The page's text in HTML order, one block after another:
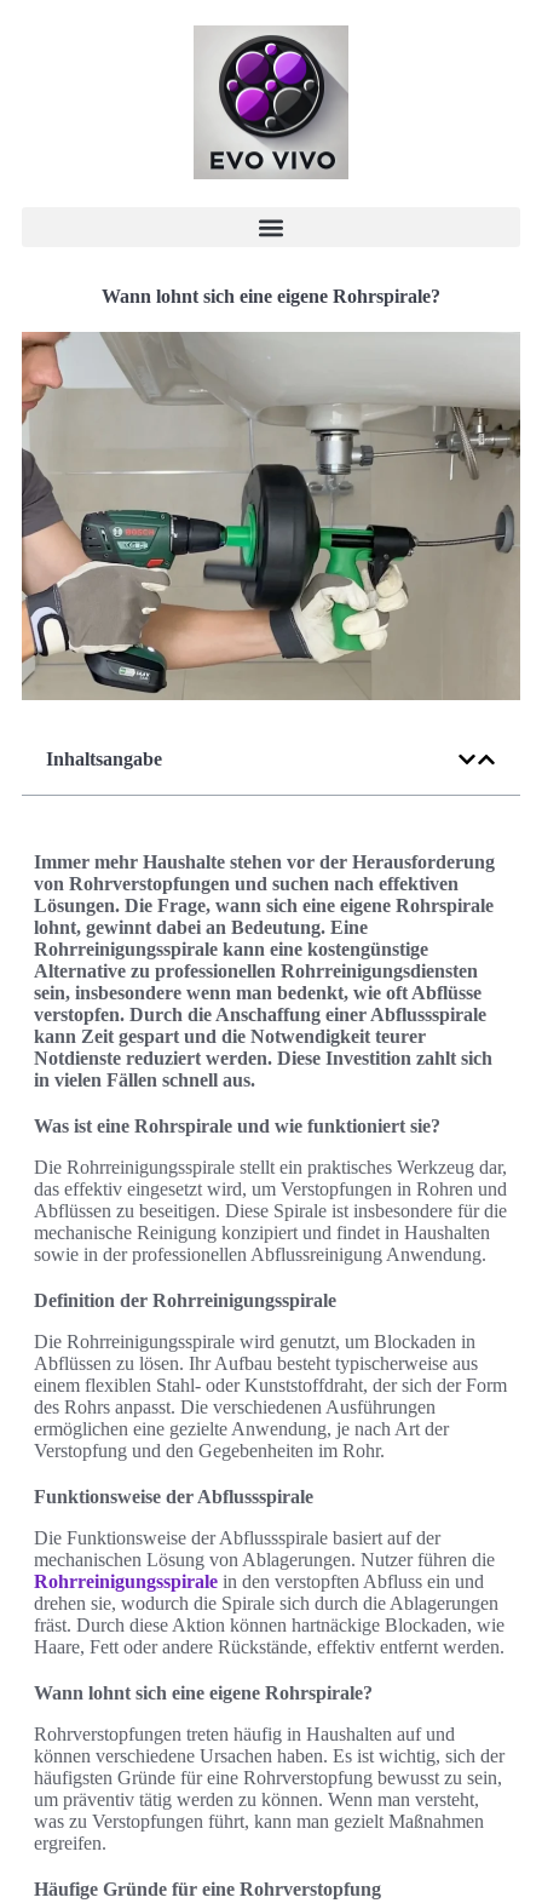
Wann lohnt sich eine eigene Rohrspirale?
Inhaltsangabe
Immer mehr Haushalte stehen vor der Herausforderung
von Rohrverstopfungen und suchen nach effektiven
Lösungen. Die Frage, wann sich eine eigene Rohrspirale
lohnt, gewinnt dabei an Bedeutung. Eine
Rohrreinigungsspirale kann eine kostengünstige
Alternative zu professionellen Rohrreinigungsdiensten
sein, insbesondere wenn man bedenkt, wie oft Abflüsse
verstopfen. Durch die Anschaffung einer Abflussspirale
kann Zeit gespart und die Notwendigkeit teurer
Notdienste reduziert werden. Diese Investition zahlt sich
in vielen Fällen schnell aus.
Was ist eine Rohrspirale und wie funktioniert sie?
Die Rohrreinigungsspirale stellt ein praktisches Werkzeug dar,
das effektiv eingesetzt wird, um Verstopfungen in Rohren und
Abflüssen zu beseitigen. Diese Spirale ist insbesondere für die
mechanische Reinigung konzipiert und findet in Haushalten
sowie in der professionellen Abflussreinigung Anwendung.
Definition der Rohrreinigungsspirale
Die Rohrreinigungsspirale wird genutzt, um Blockaden in
Abflüssen zu lösen. Ihr Aufbau besteht typischerweise aus
einem flexiblen Stahl- oder Kunststoffdraht, der sich der Form
des Rohrs anpasst. Die verschiedenen Ausführungen
ermöglichen eine gezielte Anwendung, je nach Art der
Verstopfung und den Gegebenheiten im Rohr.
Funktionsweise der Abflussspirale
Die Funktionsweise der Abflussspirale basiert auf der
mechanischen Lösung von Ablagerungen. Nutzer führen die
Rohrreinigungsspirale in den verstopften Abfluss ein und
drehen sie, wodurch die Spirale sich durch die Ablagerungen
fräst. Durch diese Aktion können hartnäckige Blockaden, wie
Haare, Fett oder andere Rückstände, effektiv entfernt werden.
Wann lohnt sich eine eigene Rohrspirale?
Rohrverstopfungen treten häufig in Haushalten auf und
können verschiedene Ursachen haben. Es ist wichtig, sich der
häufigsten Gründe für eine Rohrverstopfung bewusst zu sein,
um präventiv tätig werden zu können. Wenn man versteht,
was zu Verstopfungen führt, kann man gezielt Maßnahmen
ergreifen.
Häufige Gründe für eine Rohrverstopfung